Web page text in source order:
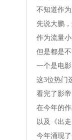
不知道作
先说大鹏
作为流量
但是都是
一个是电
这3位热门
看完了影
在今年的
以及《出
今年涌现